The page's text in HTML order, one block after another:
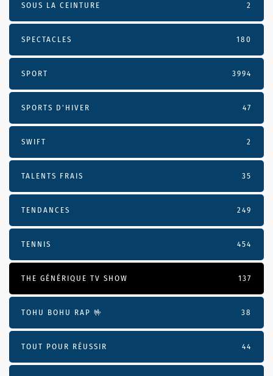
SOUS LA CEINTURE 2
SPECTACLES 180
SPORT 3994
SPORTS D'HIVER 47
SWIFT 2
TALENTS FRAIS 35
TENDANCES 249
TENNIS 454
THE GÉNÉRIQUE TV SHOW 137
TOHU BOHU RAP 🤟 38
TOUT POUR RÉUSSIR 44